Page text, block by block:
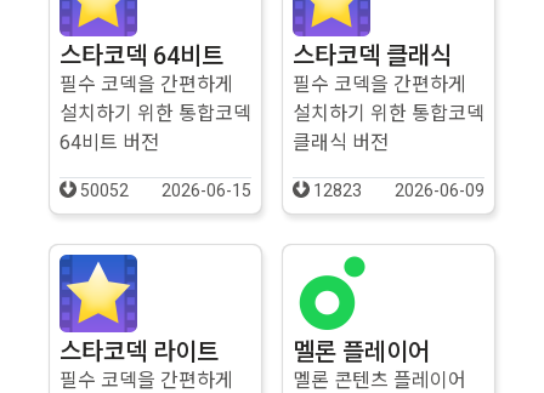
스타코덱 64비트
필수 코덱을 간편하게
설치하기 위한 통합코덱
64비트 버전
50052 2026-06-15
스타코덱 클래식
필수 코덱을 간편하게
설치하기 위한 통합코덱
클래식 버전
12823 2026-06-09
스타코덱 라이트
필수 코덱을 간편하게
멜론 플레이어
멜론 콘텐츠 플레이어